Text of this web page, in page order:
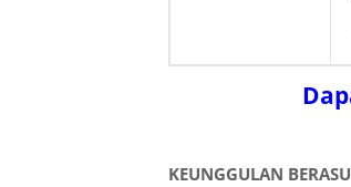
KEUNGGULAN